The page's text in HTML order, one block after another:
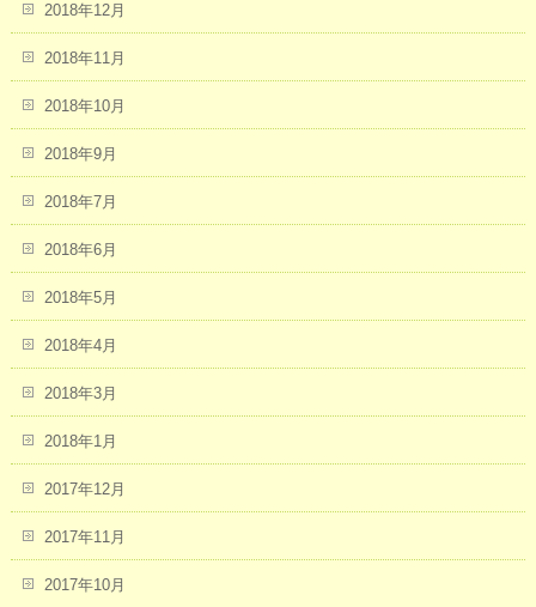
2018年12月
2018年11月
2018年10月
2018年9月
2018年7月
2018年6月
2018年5月
2018年4月
2018年3月
2018年1月
2017年12月
2017年11月
2017年10月